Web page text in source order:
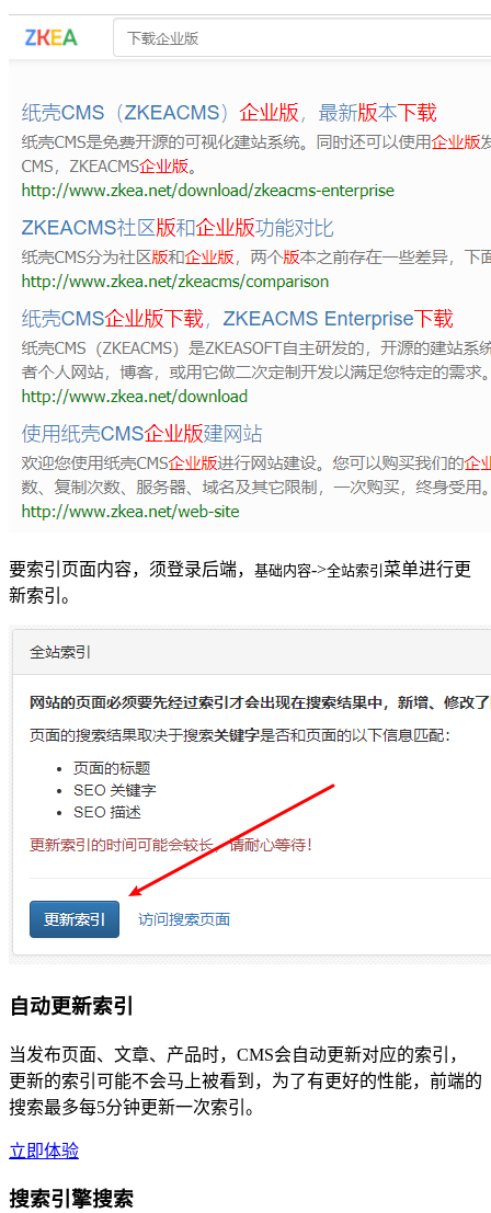
要索引页面内容，须登录后端， 基础内容->全站索引 菜单进行更
新索引。
自动更新索引
当发布页面、文章、产品时，CMS会自动更新对应的索引，
更新的索引可能不会马上被看到，为了有更好的性能，前端的
搜索最多每5分钟更新一次索引。
立即体验
搜索引擎搜索